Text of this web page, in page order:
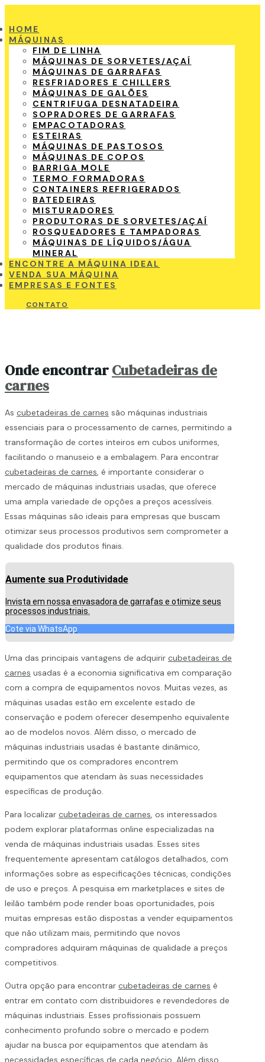
HOME
MÁQUINAS
FIM DE LINHA
MÁQUINAS DE SORVETES/AÇAÍ
MÁQUINAS DE GARRAFAS
RESFRIADORES E CHILLERS
MÁQUINAS DE GALÕES
CENTRIFUGA DESNATADEIRA
SOPRADORES DE GARRAFAS
EMPACOTADORAS
ESTEIRAS
MÁQUINAS DE PASTOSOS
MÁQUINAS DE COPOS
BARRIGA MOLE
TERMO FORMADORAS
CONTAINERS REFRIGERADOS
BATEDEIRAS
MISTURADORES
PRODUTORAS DE SORVETES/AÇAÍ
ROSQUEADORES E TAMPADORAS
MÁQUINAS DE LÍQUIDOS/ÁGUA
MINERAL
ENCONTRE A MÁQUINA IDEAL
VENDA SUA MÁQUINA
EMPRESAS E FONTES
CONTATO
Onde encontrarCubetadeiras de
carnes
As cubetadeiras de carnes são máquinas industriais
essenciais para o processamento de carnes, permitindo a
transformação de cortes inteiros em cubos uniformes,
facilitando o manuseio e a embalagem. Para encontrar
cubetadeiras de carnes, é importante considerar o
mercado de máquinas industriais usadas, que oferece
uma ampla variedade de opções a preços acessíveis.
Essas máquinas são ideais para empresas que buscam
otimizar seus processos produtivos sem comprometer a
qualidade dos produtos finais.
Aumente sua Produtividade
Invista em nossa envasadora de garrafas e otimize seus
processos industriais.
Cote via WhatsApp
Uma das principais vantagens de adquirir cubetadeiras de
carnes usadas é a economia significativa em comparação
com a compra de equipamentos novos. Muitas vezes, as
máquinas usadas estão em excelente estado de
conservação e podem oferecer desempenho equivalente
ao de modelos novos. Além disso, o mercado de
máquinas industriais usadas é bastante dinâmico,
permitindo que os compradores encontrem
equipamentos que atendam às suas necessidades
específicas de produção.
Para localizar cubetadeiras de carnes, os interessados
podem explorar plataformas online especializadas na
venda de máquinas industriais usadas. Esses sites
frequentemente apresentam catálogos detalhados, com
informações sobre as especificações técnicas, condições
de uso e preços. A pesquisa em marketplaces e sites de
leilão também pode render boas oportunidades, pois
muitas empresas estão dispostas a vender equipamentos
que não utilizam mais, permitindo que novos
compradores adquiram máquinas de qualidade a preços
competitivos.
Outra opção para encontrar cubetadeiras de carnes é
entrar em contato com distribuidores e revendedores de
máquinas industriais. Esses profissionais possuem
conhecimento profundo sobre o mercado e podem
ajudar na busca por equipamentos que atendam às
necessidades específicas de cada negócio. Além disso,